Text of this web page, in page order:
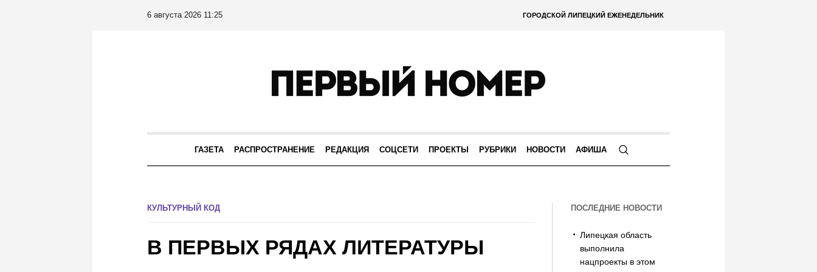
ГОРОДСКОЙ ЛИПЕЦКИЙ ЕЖЕНЕДЕЛЬНИК
6 августа 2026 11:25
ГАЗЕТА РАСПРОСТРАНЕНИЕ РЕДАКЦИЯ СОЦСЕТИ ПРОЕКТЫ РУБРИКИ НОВОСТИ АФИША
КУЛЬТУРНЫЙ КОД
В ПЕРВЫХ РЯДАХ ЛИТЕРАТУРЫ
ПОСЛЕДНИЕ НОВОСТИ
Липецкая область
выполнила
нацпроекты в этом